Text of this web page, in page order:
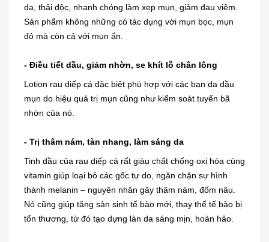
da, thải độc, nhanh chóng làm xẹp mụn, giảm đau viêm.
Sản phẩm không những có tác dụng với mụn bọc, mụn
đỏ mà còn cả với mụn ẩn.
- Điều tiết dầu, giảm nhờn, se khít lỗ chân lông
Lotion rau diếp cá đặc biệt phù hợp với các bạn da dầu
mụn do hiệu quả trị mụn cũng như kiểm soát tuyến bã
nhờn của nó.
- Trị thâm nám, tàn nhang, làm sáng da
Tinh dầu của rau diếp cá rất giàu chất chống oxi hóa cùng
vitamin giúp loại bỏ các gốc tự do, ngăn chặn sự hình
thành melanin – nguyên nhân gây thâm nám, đốm nâu.
Nó cũng giúp tăng sản sinh tế bào mới, thay thế tế bào bị
tổn thương, từ đó tạo dựng làn da sáng mịn, hoàn hảo.